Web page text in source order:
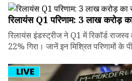
रिलायंस Q1 परिणाम: ₹3 लाख करोड़
रिलायंस इंडस्ट्रीज ने Q1 में रिकॉर्ड राजस्व
22% गिरा। जानें इन मिश्रित परिणामों के